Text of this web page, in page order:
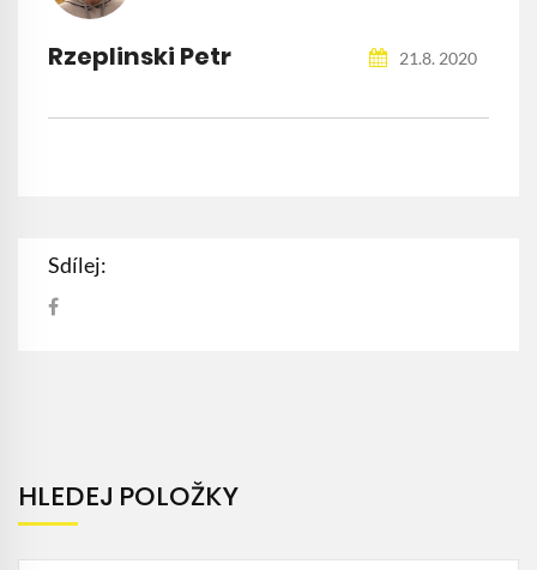
Rzeplinski Petr 21.8. 2020
Sdílej:
HLEDEJ POLOŽKY